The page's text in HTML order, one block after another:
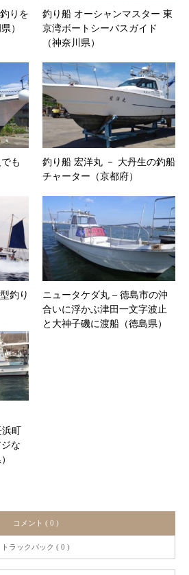
りを
）
釣り船 オーシャンマスター 東
京湾ボートシーバスガイド
（神奈川県）
も
釣り船 宏洋丸 － 大丹生の釣船
チャーター（京都府）
釣り
ニュータケダ丸 – 徳島市の沖
合いに浮かぶ津田一文字波止
と大神子磯に渡船（徳島県）
町
な
コメント ( 0 )
トラックバック ( 0 )